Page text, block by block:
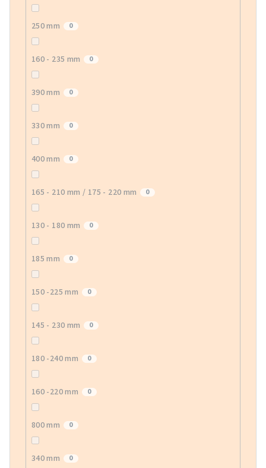
250 mm 0
160 - 235 mm 0
390 mm 0
330 mm 0
400 mm 0
165 - 210 mm / 175 - 220 mm 0
130 - 180 mm 0
185 mm 0
150 -225 mm 0
145 - 230 mm 0
180 -240 mm 0
160 -220 mm 0
800 mm 0
340 mm 0